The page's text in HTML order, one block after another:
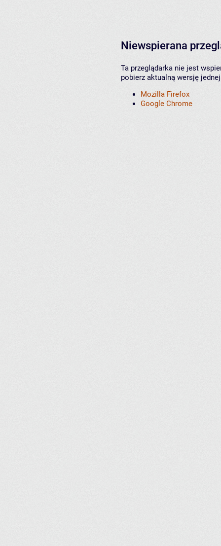
Niewspierana
Ta przeglądarka nie jest
pobierz aktualną wersję
Mozilla Firefox
Google Chrome